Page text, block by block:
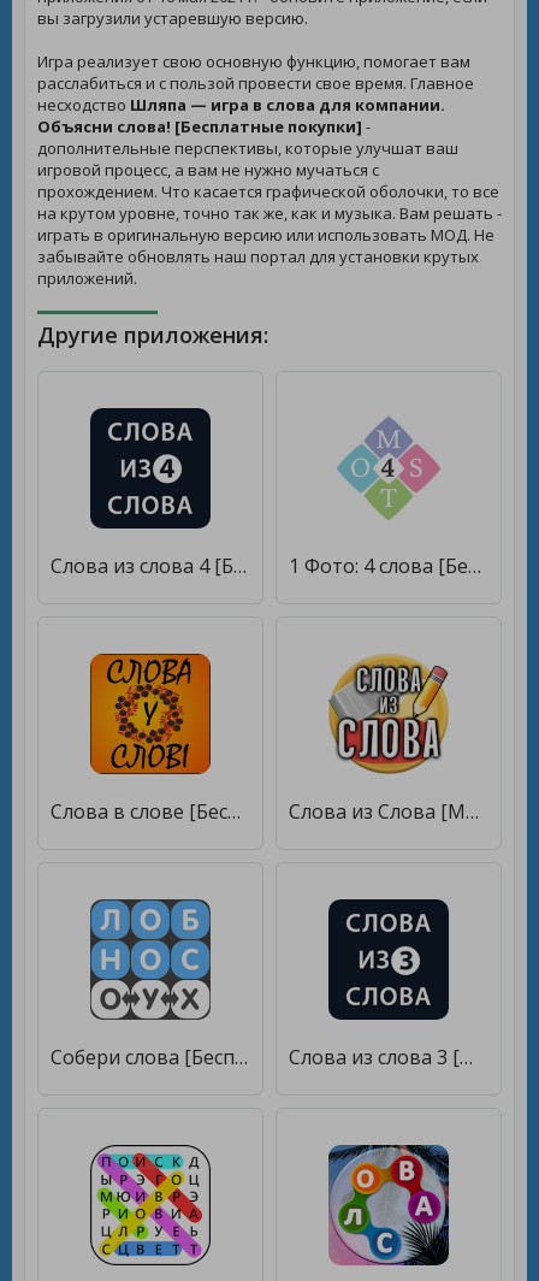
вы загрузили устаревшую версию.
Игра реализует свою основную функцию, помогает вам
расслабиться и с пользой провести свое время. Главное
несходство Шляпа — игра в слова для компании.
Объясни слова! [Бесплатные покупки] -
дополнительные перспективы, которые улучшат ваш
игровой процесс, а вам не нужно мучаться с
прохождением. Что касается графической оболочки, то все
на крутом уровне, точно так же, как и музыка. Вам решать -
играть в оригинальную версию или использовать МОД. Не
забывайте обновлять наш портал для установки крутых
приложений.
Другие приложения:
Слова из слова 4 [Бесплатные покупки] 1 Фото: 4 слова [Бесплатные покупки]
Слова в слове [Бесплатные покупки] Слова из Слова [Много денег]
Собери слова [Бесплатные покупки] Слова из слова 3 [Много монет]